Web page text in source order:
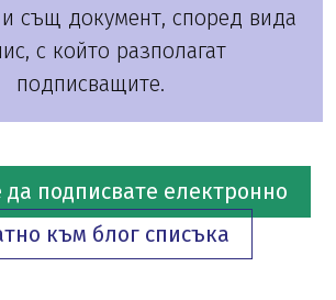
същ документ, според вида
с който разполагат
подписващите.
да подписвате електронно
към блог списъка